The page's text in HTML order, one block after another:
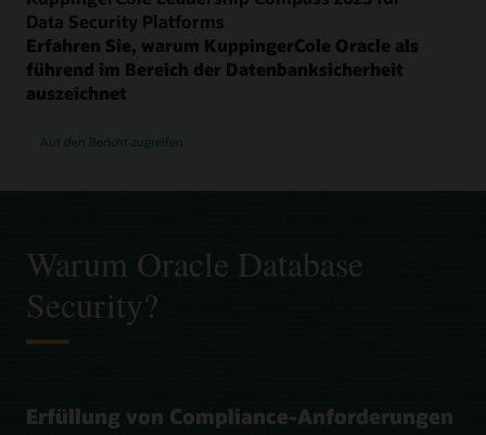
Data Security Platforms
Erfahren Sie, warum KuppingerCole Oracle als
führend im Bereich der Datenbanksicherheit
auszeichnet
Auf den Bericht zugreifen
Warum Oracle Database
Security?
Erfüllung von Compliance-Anforderungen